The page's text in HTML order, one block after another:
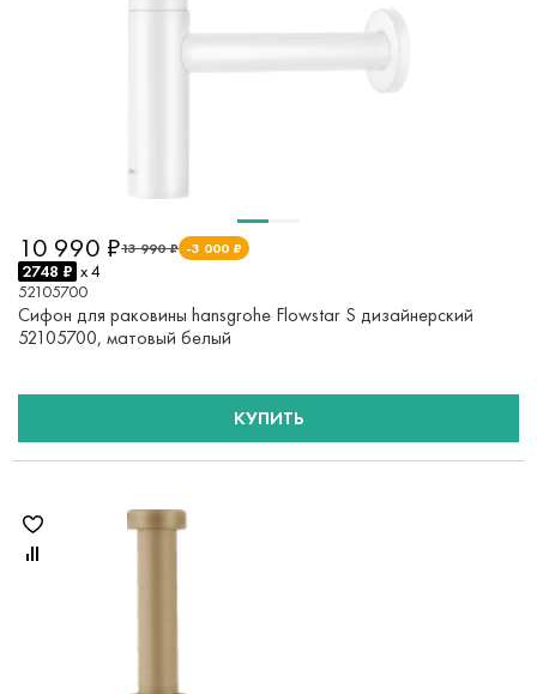
13 990 ₽ -3 000 ₽
10 990 ₽
2748 ₽ x 4
52105700
Сифон для раковины hansgrohe Flowstar S дизайнерский
52105700, матовый белый
КУПИТЬ